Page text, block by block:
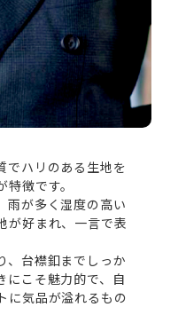
でハリのある生地を
徴です。
雨が多く湿度の高い
が好まれ、一言で表
、台襟釦までしっか
にこそ魅力的で、自
に気品が溢れるもの